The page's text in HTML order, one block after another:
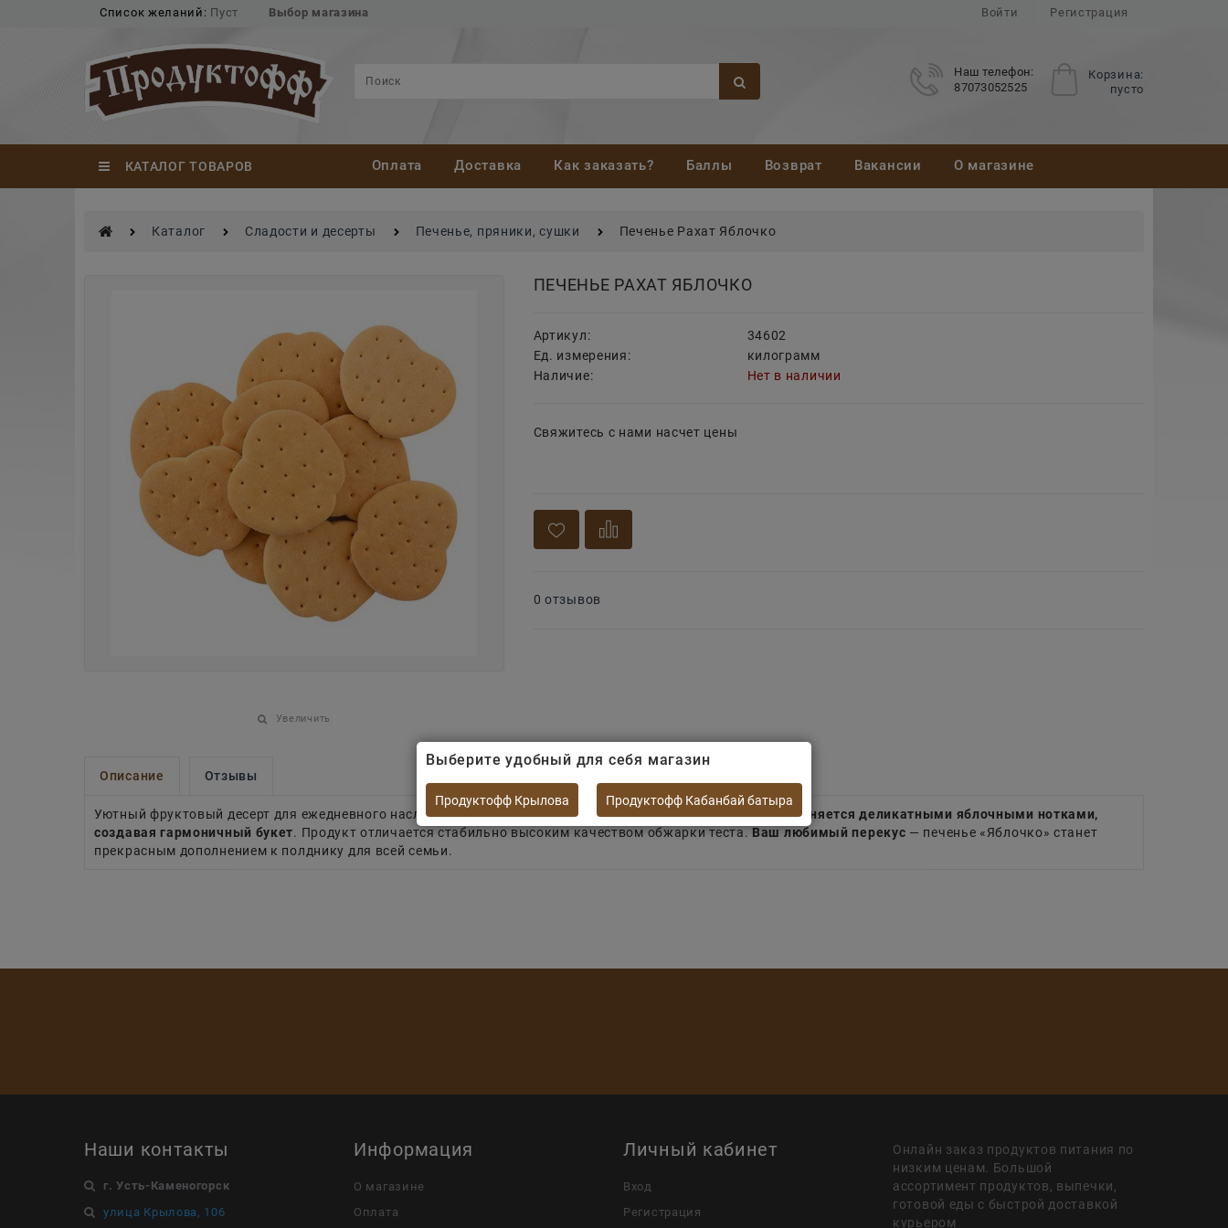
Список желаний: Пуст Выбор магазина Войти Регистрация
Корзина:
пусто
Наш телефон:
87073052525
КАТАЛОГ ТОВАРОВ Оплата Доставка Как заказать? Баллы Возврат Вакансии О магазине
Каталог Сладости и десерты Печенье, пряники, сушки Печенье Рахат Яблочко
Увеличить
ПЕЧЕНЬЕ РАХАТ ЯБЛОЧКО
Артикул:
34602
Ед. измерения:
килограмм
Наличие:
Нет в наличии
Свяжитесь с нами насчет цены
0 отзывов
Описание Отзывы
Уютный фруктовый десерт для ежедневного наслаждения.Рассыпчатая текстура печенья идеально дополняется деликатными яблочными нотками,
создавая гармоничный букет. Продукт отличается стабильно высоким качеством обжарки теста.Ваш любимый перекус — печенье «Яблочко» станет
прекрасным дополнением к полднику для всей семьи.
Наши контакты
г. Усть-Каменогорск
улица Крылова, 106
Информация
О магазине
Оплата
Личный кабинет
Вход
Регистрация
Онлайн заказ продуктов питания по
низким ценам. Большой
ассортимент продуктов, выпечки,
готовой еды с быстрой доставкой
курьером
Выберите удобный для себя магазин
Продуктофф Крылова Продуктофф Кабанбай батыра